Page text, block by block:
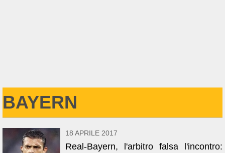
BAYERN
18 APRILE 2017
Real-Bayern, l'arbitro falsa l'incontro: